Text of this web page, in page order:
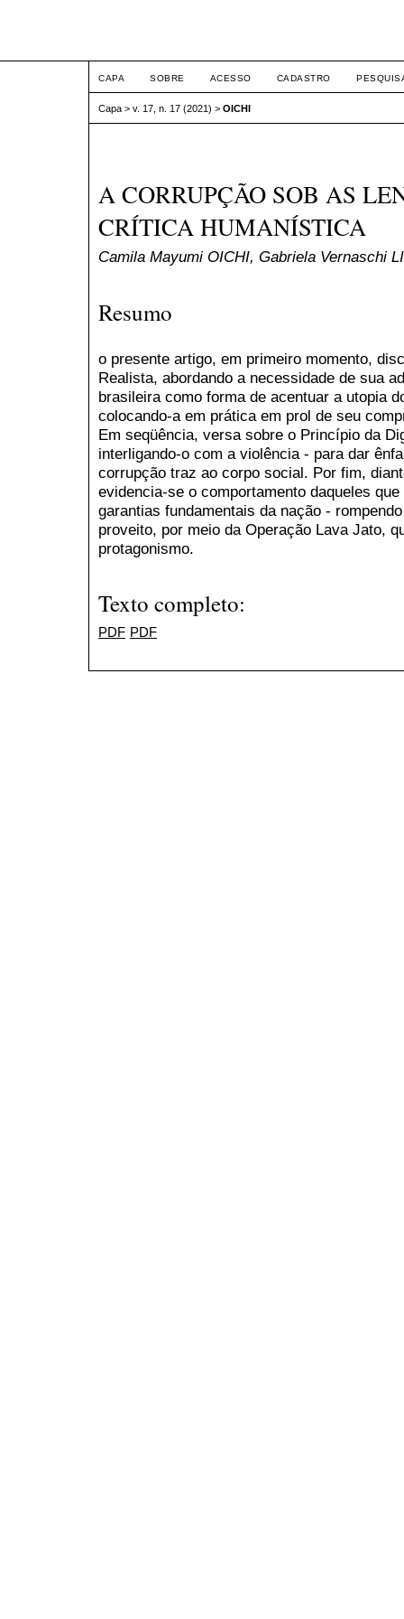
CAPA SOBRE ACESSO CADASTRO
Capa > v. 17, n. 17 (2021) > OICHI
A CORRUPÇÃO SOB AS
CRÍTICA HUMANÍSTICA
Camila Mayumi OICHI, Gabriela Vernaschi
Resumo
o presente artigo, em primeiro momento,
Realista, abordando a necessidade de sua
brasileira como forma de acentuar a utopia
colocando-a em prática em prol de seu
Em seqüência, versa sobre o Princípio da
interligando-o com a violência - para dar
corrupção traz ao corpo social. Por fim,
evidencia-se o comportamento daqueles
garantias fundamentais da nação -
proveito, por meio da Operação Lava Jato,
protagonismo.
Texto completo:
PDF PDF